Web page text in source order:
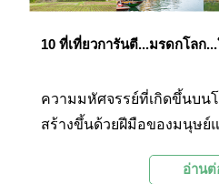
10 ที่เที่ยวการันตี...มรดกโลก...
ความมหัศจรรย์ที่เกิดขึ้นบน
สร้างขึ้นด้วยฝีมือของมนุษย์
ใหญ่ และน่าทึ่งไม่แพ้กันเลย
อ่านต่